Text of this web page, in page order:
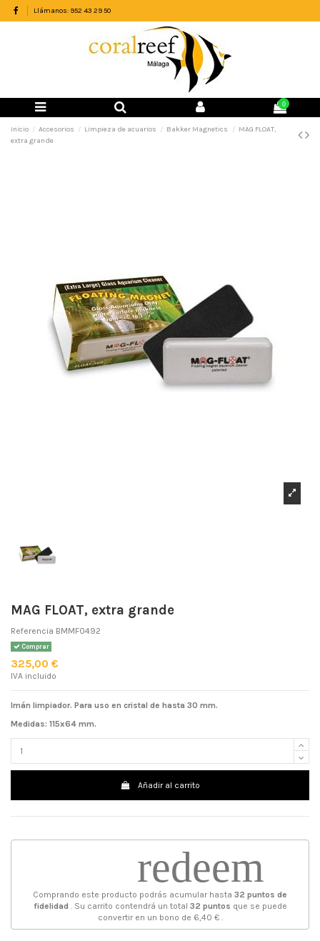
Llámanos: 952 43 29 50
0
Inicio Accesorios Limpieza de acuarios Bakker Magnetics
MAG FLOAT,
extra grande
MAG FLOAT, extra grande
Referencia BMMF0492
Comprar
325,00 €
IVA incluido
Imán limpiador. Para uso en cristal de hasta 30 mm.
Medidas: 115x64 mm.
Añadir al carrito
redeem
Comprando este producto podrás acumular hasta 32 puntos de
fidelidad . Su carrito contendrá un total 32 puntos que se puede
convertir en un bono de 6,40 €.